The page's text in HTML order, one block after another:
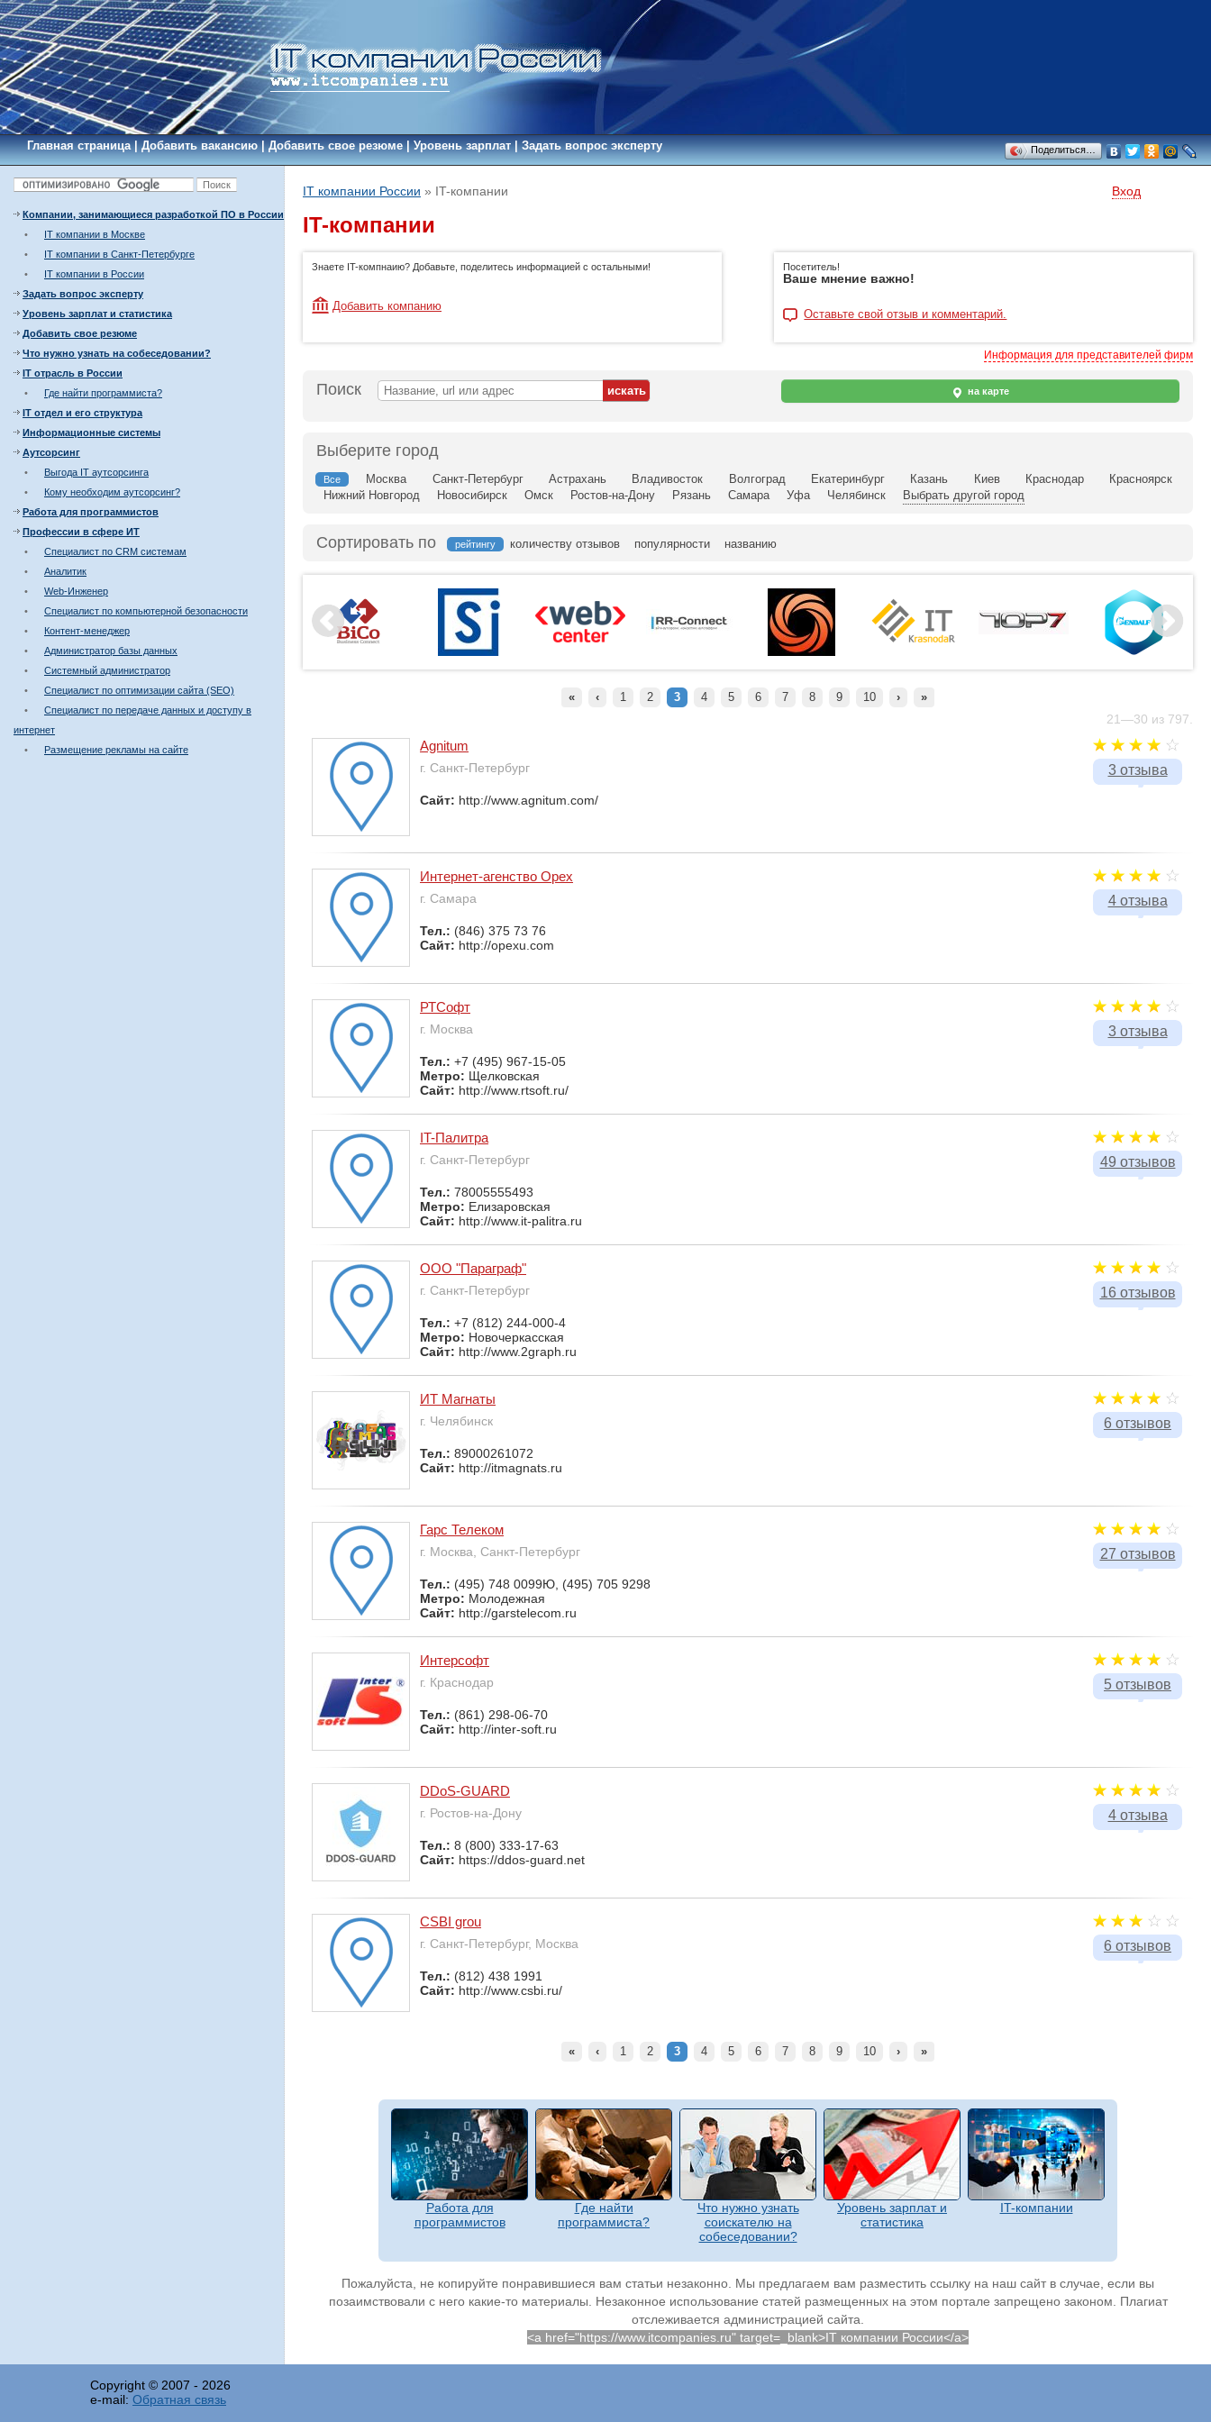
Главная страница|Добавить вакансию|Добавить свое резюме|Уровень зарплат|Задать вопрос эксперту Поделиться…
Компании, занимающиеся разработкой ПО в России
•
IT компании в Москве
•
IT компании в Санкт-Петербурге
•
IT компании в России
Задать вопрос эксперту
Уровень зарплат и статистика
Добавить свое резюме
Что нужно узнать на собеседовании?
IT отрасль в России
•
Где найти программиста?
IT отдел и его структура
Информационные системы
Аутсорсинг
•
Выгода IT аутсорсинга
•
Кому необходим аутсорсинг?
Работа для программистов
Профессии в сфере ИТ
•
Специалист по CRM системам
•
Аналитик
•
Web-Инженер
•
Специалист по компьютерной безопасности
•
Контент-менеджер
•
Администратор базы данных
•
Системный администратор
•
Специалист по оптимизации сайта (SEO)
•
Специалист по передаче данных и доступу в
интернет
•
Размещение рекламы на сайте
IT компании России » IT-компании Вход
IT-компании
Знаете IT-компнаию? Добавьте, поделитесь информацией с остальными!
Добавить компанию
Посетитель!
Ваше мнение важно!
Оставьте свой отзыв и комментарий.
Информация для представителей фирм
Поиск на карте
Выберите город
Все Москва Санкт-Петербург Астрахань Владивосток Волгоград Екатеринбург Казань Киев Краснодар
Красноярск
Нижний Новгород
Новосибирск Омск Ростов-на-Дону Рязань Самара Уфа Челябинск Выбрать другой город
Сортировать по рейтингу количеству отзывов популярности названию
« ‹ 1 2 3 4 5 6 7 8 9 10 › »
21—30 из 797.
3 отзыва
Agnitum
г. Санкт-Петербург
Сайт: http://www.agnitum.com/
4 отзыва
Интернет-агенство Орех
г. Самара
Тел.: (846) 375 73 76
Сайт: http://opexu.com
3 отзыва
РТСофт
г. Москва
Тел.: +7 (495) 967-15-05
Метро: Щелковская
Сайт: http://www.rtsoft.ru/
49 отзывов
IT-Палитра
г. Санкт-Петербург
Тел.: 78005555493
Метро: Елизаровская
Сайт: http://www.it-palitra.ru
16 отзывов
ООО "Параграф"
г. Санкт-Петербург
Тел.: +7 (812) 244-000-4
Метро: Новочеркасская
Сайт: http://www.2graph.ru
6 отзывов
ИТ Магнаты
г. Челябинск
Тел.: 89000261072
Сайт: http://itmagnats.ru
27 отзывов
Гарс Телеком
г. Москва, Санкт-Петербург
Тел.: (495) 748 0099Ю, (495) 705 9298
Метро: Молодежная
Сайт: http://garstelecom.ru
5 отзывов
Интерсофт
г. Краснодар
Тел.: (861) 298-06-70
Сайт: http://inter-soft.ru
4 отзыва
DDoS-GUARD
г. Ростов-на-Дону
Тел.: 8 (800) 333-17-63
Сайт: https://ddos-guard.net
6 отзывов
CSBI grou
г. Санкт-Петербург, Москва
Тел.: (812) 438 1991
Сайт: http://www.csbi.ru/
« ‹ 1 2 3 4 5 6 7 8 9 10 › »
Работа для
программистов
Где найти
программиста?
Что нужно узнать
соискателю на
собеседовании?
Уровень зарплат и
статистика
IT-компании
Пожалуйста, не копируйте понравившиеся вам статьи незаконно. Мы предлагаем вам разместить ссылку на наш сайт в случае, если вы
позаимствовали с него какие-то материалы. Незаконное использование статей размещенных на этом портале запрещено законом. Плагиат
отслеживается администрацией сайта.
<a href="https://www.itcompanies.ru" target=_blank>IT компании России</a>
Copyright © 2007 - 2026
e-mail: Обратная связь